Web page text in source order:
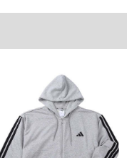
ト有／リブ(袖口・裾)／プ